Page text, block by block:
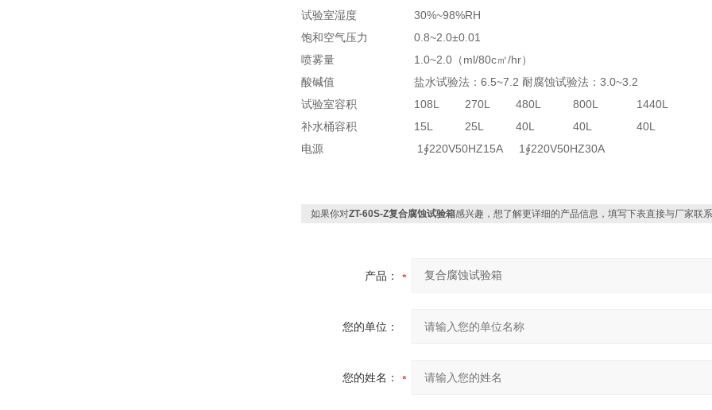
试验室湿度
30%~98%RH
饱和空气压力
0.8~2.0±0.01
喷雾量
1.0~2.0（ml/80c㎡/hr）
酸碱值
盐水试验法：6.5~7.2 耐腐蚀试验法：3.0~3.2
试验室容积
108L 270L 480L 800L
1440L
补水桶容积
15L 25L 40L 40L
40L
电源
1∮220V50HZ15A 1∮220V50HZ30A
如果你对ZT-60S-Z复合腐蚀试验箱感兴趣，想了解更详细的产品信息，填写下表直接与厂家联
产品：
您的单位：
您的姓名：